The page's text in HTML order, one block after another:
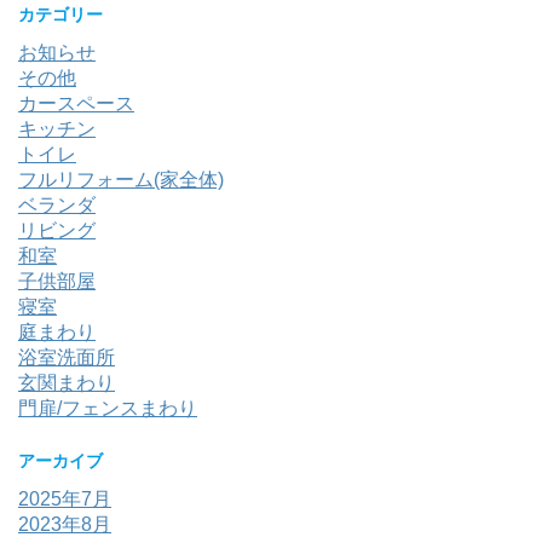
カテゴリー
お知らせ
その他
カースペース
キッチン
トイレ
フルリフォーム(家全体)
ベランダ
リビング
和室
子供部屋
寝室
庭まわり
浴室洗面所
玄関まわり
門扉/フェンスまわり
アーカイブ
2025年7月
2023年8月